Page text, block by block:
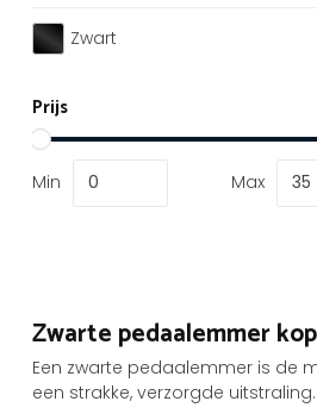
Zwart
Prijs
Min Max
Zwarte pedaalemmer
Een zwarte pedaalemmer is de
een strakke, verzorgde